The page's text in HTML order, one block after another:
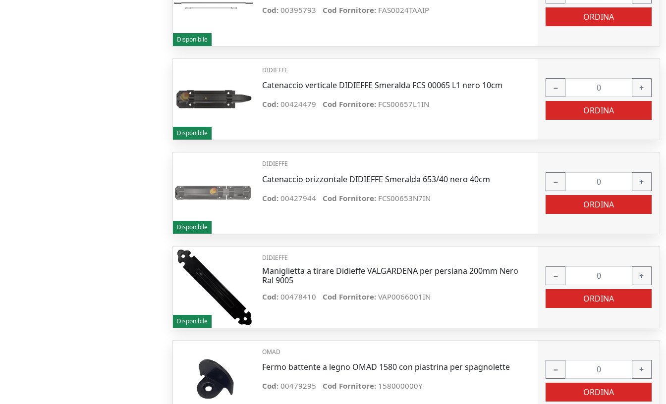
Disponibile
Cod: 00395793 Cod Fornitore: FAS0024TAAIP
ORDINA
Disponibile
DIDIEFFE
Catenaccio verticale DIDIEFFE Smeralda FCS 00065 L1 nero 10cm
Cod: 00424479 Cod Fornitore: FCS00657L1IN
− +
ORDINA
Disponibile
DIDIEFFE
Catenaccio orizzontale DIDIEFFE Smeralda 653/40 nero 40cm
Cod: 00427944 Cod Fornitore: FCS00653N7IN
− +
ORDINA
Disponibile
DIDIEFFE
Maniglietta a tirare Didieffe VALGARDENA per persiana 200mm Nero
Ral 9005
Cod: 00478410 Cod Fornitore: VAP0066001IN
− +
ORDINA
OMAD
Fermo battente a legno OMAD 1580 con piastrina per spagnolette
Cod: 00479295 Cod Fornitore: 158000000Y
− +
ORDINA